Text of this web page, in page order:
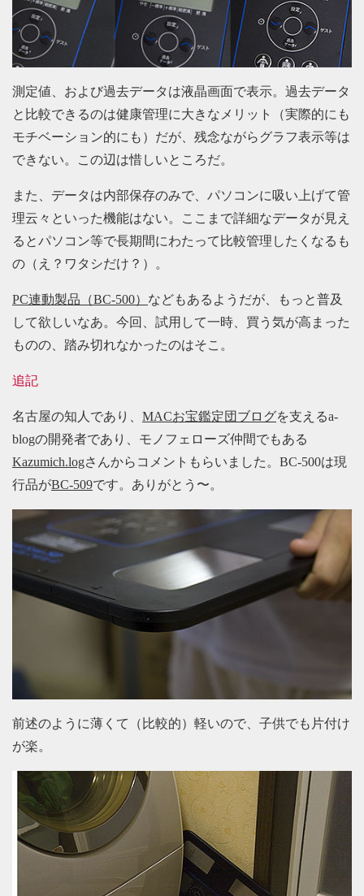
測定値、および過去データは液晶画面で表示。過去データ
と比較できるのは健康管理に大きなメリット（実際的にも
モチベーション的にも）だが、残念ながらグラフ表示等は
できない。この辺は惜しいところだ。
また、データは内部保存のみで、パソコンに吸い上げて管
理云々といった機能はない。ここまで詳細なデータが見え
るとパソコン等で長期間にわたって比較管理したくなるも
の（え？ワタシだけ？）。
PC連動製品（BC-500） などもあるようだが、もっと普及
して欲しいなあ。今回、試用して一時、買う気が高まった
ものの、踏み切れなかったのはそこ。
追記
名古屋の知人であり、 MACお宝鑑定団ブログを支えるa-
blogの開発者であり、モノフェローズ仲間でもある
Kazumich.logさんからコメントもらいました。BC-500は現
行品がBC-509です。ありがとう〜。
前述のように薄くて（比較的）軽いので、子供でも片付け
が楽。